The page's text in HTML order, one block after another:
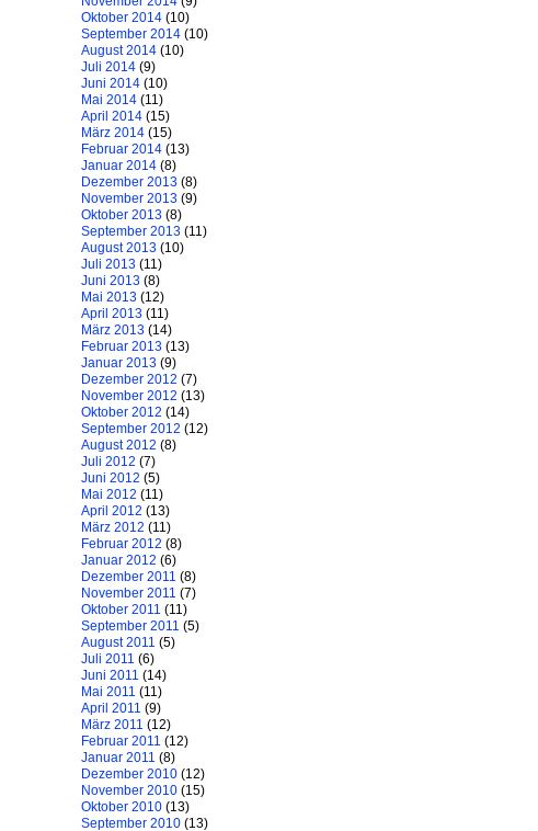
Oktober 2014 (10)
September 2014 (10)
August 2014 (10)
Juli 2014 (9)
Juni 2014 (10)
Mai 2014 (11)
April 2014 (15)
März 2014 (15)
Februar 2014 (13)
Januar 2014 (8)
Dezember 2013 (8)
November 2013 (9)
Oktober 2013 (8)
September 2013 (11)
August 2013 (10)
Juli 2013 (11)
Juni 2013 (8)
Mai 2013 (12)
April 2013 (11)
März 2013 (14)
Februar 2013 (13)
Januar 2013 (9)
Dezember 2012 (7)
November 2012 (13)
Oktober 2012 (14)
September 2012 (12)
August 2012 (8)
Juli 2012 (7)
Juni 2012 (5)
Mai 2012 (11)
April 2012 (13)
März 2012 (11)
Februar 2012 (8)
Januar 2012 (6)
Dezember 2011 (8)
November 2011 (7)
Oktober 2011 (11)
September 2011 (5)
August 2011 (5)
Juli 2011 (6)
Juni 2011 (14)
Mai 2011 (11)
April 2011 (9)
März 2011 (12)
Februar 2011 (12)
Januar 2011 (8)
Dezember 2010 (12)
November 2010 (15)
Oktober 2010 (13)
September 2010 (13)